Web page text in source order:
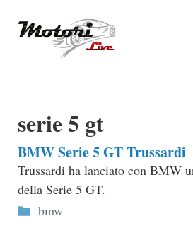
serie 5 gt
BMW Serie 5 GT Trussardi
Trussardi ha lanciato con BMW
della Serie 5 GT.
Categorie
bmw